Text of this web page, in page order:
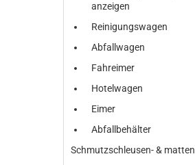
anzeigen
Reinigungswagen
Abfallwagen
Fahreimer
Hotelwagen
Eimer
Abfallbehälter
Schmutzschleusen- & matten